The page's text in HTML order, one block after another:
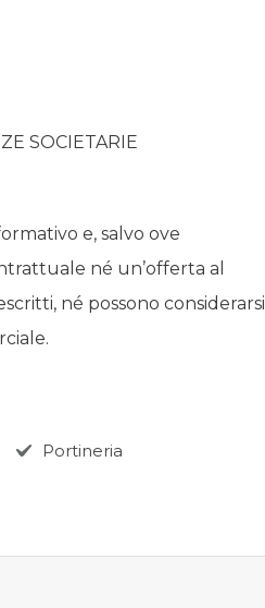
SOCIETARIE
e, salvo ove
né un’offerta al
né possono considerarsi
Portineria